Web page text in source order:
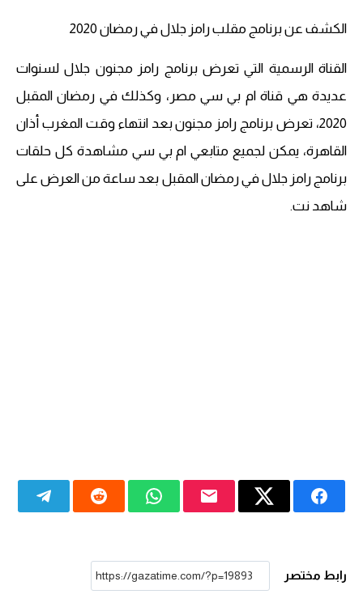
الكشف عن برنامج مقلب رامز جلال في رمضان 2020
القناة الرسمية التي تعرض برنامج رامز مجنون جلال لسنوات
عديدة هي قناة ام بي سي مصر، وكذلك في رمضان المقبل
2020، تعرض برنامج رامز مجنون بعد انتهاء وقت المغرب أذان
القاهرة، يمكن لجميع متابعي ام بي سي مشاهدة كل حلقات
برنامج رامز جلال في رمضان المقبل بعد ساعة من العرض على
شاهد نت.
رابط مختصر